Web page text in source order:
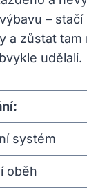
–
a zůstat tam
udělali.
systém
oběh